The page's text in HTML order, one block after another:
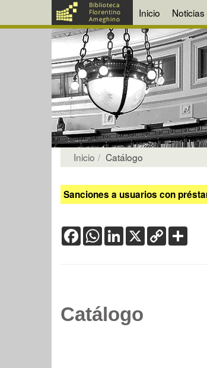
Inicio Noticias
Inicio Catálogo
Sanciones a usuarios con
FacebookWhatsApp
LinkedIn
X Copy
Link
Catálogo